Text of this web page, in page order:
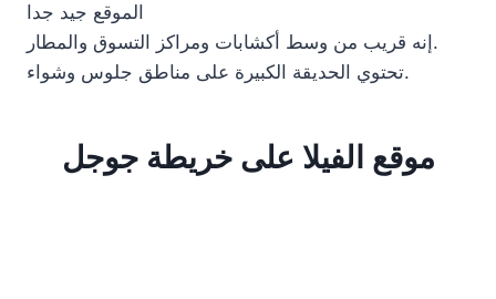
الموقع جيد جدا
إنه قريب من وسط أكشابات ومراكز التسوق والمطار.
تحتوي الحديقة الكبيرة على مناطق جلوس وشواء.
موقع الفيلا على خريطة جوجل